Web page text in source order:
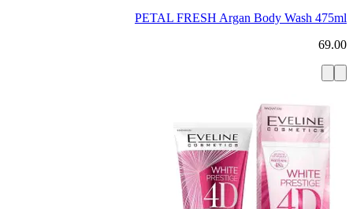
PETAL FRESH Argan Body Wash 475ml
69.00